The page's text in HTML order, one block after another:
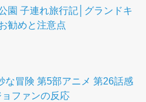
園 子連れ旅行記│グランドキ
勧めと注意点
な冒険 第5部アニメ 第26話感
ファンの反応